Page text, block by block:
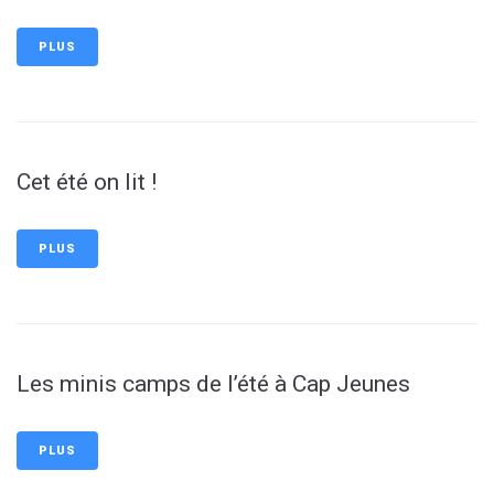
PLUS
Cet été on lit !
PLUS
Les minis camps de l’été à Cap Jeunes
PLUS